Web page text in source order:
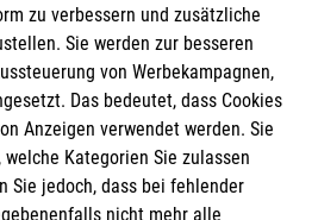
zu verbessern und zusätzliche
Sie werden zur besseren
von Werbekampagnen,
Das bedeutet, dass Cookies
Anzeigen verwendet werden. Sie
Kategorien Sie zulassen
Sie jedoch, dass bei fehlender
nicht mehr alle